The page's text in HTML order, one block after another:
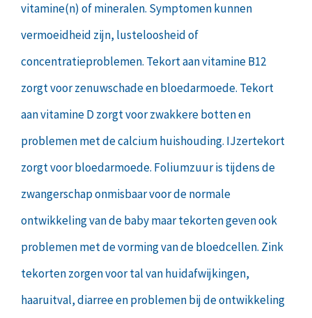
vitamine(n) of mineralen. Symptomen kunnen
vermoeidheid zijn, lusteloosheid of
concentratieproblemen. Tekort aan vitamine B12
zorgt voor zenuwschade en bloedarmoede. Tekort
aan vitamine D zorgt voor zwakkere botten en
problemen met de calcium huishouding. IJzertekort
zorgt voor bloedarmoede. Foliumzuur is tijdens de
zwangerschap onmisbaar voor de normale
ontwikkeling van de baby maar tekorten geven ook
problemen met de vorming van de bloedcellen. Zink
tekorten zorgen voor tal van huidafwijkingen,
haaruitval, diarree en problemen bij de ontwikkeling